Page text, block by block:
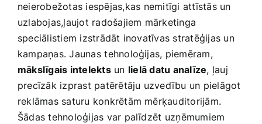
neierobežotas iespējas,kas ⁢nemitīgi attīstās un
uzlabojas,ļaujot radošajiem mārketinga
speciālistiem izstrādāt inovatīvas‍ stratēģijas ‍un
kampaņas. Jaunas⁢ tehnoloģijas, piemēram,
mākslīgais ‍intelektsun⁣ lielā datu‍ analīze, ļauj
precīzāk izprast patērētāju uzvedību un pielāgot​
reklāmas saturu ‍konkrētām mērķauditorijām.
Šādas tehnoloģijas var palīdzēt ⁢uzņēmumiem